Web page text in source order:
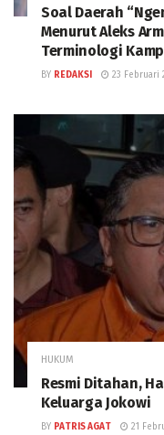
Soal Daerah
Menurut Aleks
Terminologi
BY REDAKSI 23 Februari
HUKUM
Resmi Ditahan,
Keluarga Jokowi
BY PATRIS AGAT 21